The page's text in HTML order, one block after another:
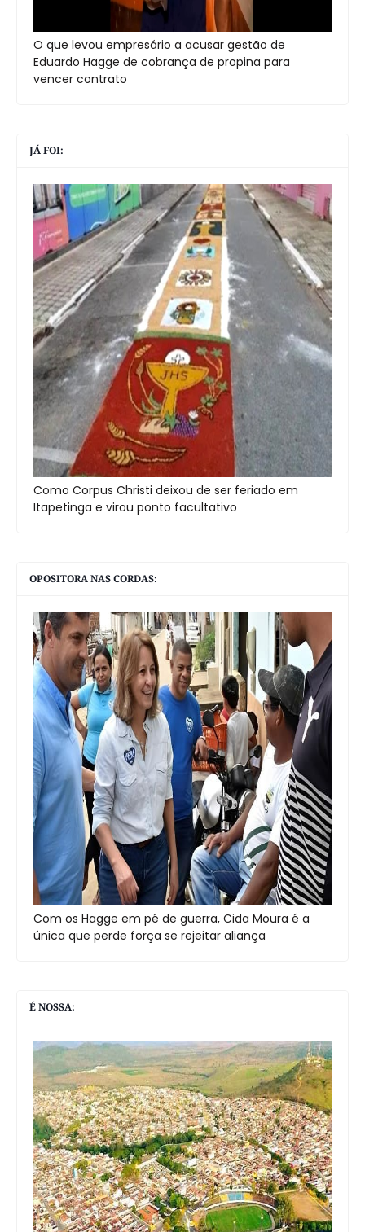
O que levou empresário a acusar gestão de
Eduardo Hagge de cobrança de propina para
vencer contrato
JÁ FOI:
Como Corpus Christi deixou de ser feriado em
Itapetinga e virou ponto facultativo
OPOSITORA NAS CORDAS:
Com os Hagge em pé de guerra, Cida Moura é a
única que perde força se rejeitar aliança
É NOSSA: